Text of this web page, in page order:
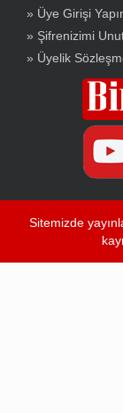
» Üye Girişi
» Şifrenizimi
» Üyelik
Sitemizde